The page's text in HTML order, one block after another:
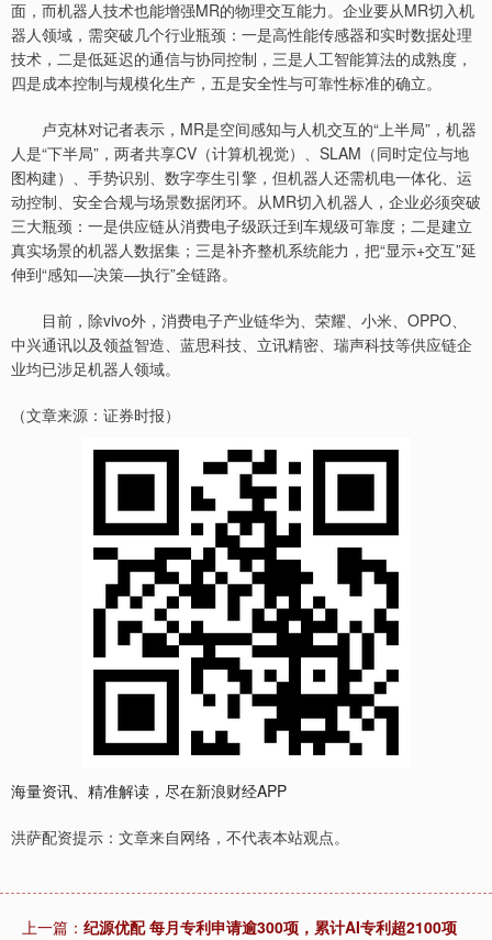
面，而机器人技术也能增强MR的物理交互能力。企业要从MR切入机
器人领域，需突破几个行业瓶颈：一是高性能传感器和实时数据处理
技术，二是低延迟的通信与协同控制，三是人工智能算法的成熟度，
四是成本控制与规模化生产，五是安全性与可靠性标准的确立。
卢克林对记者表示，MR是空间感知与人机交互的“上半局”，机器
人是“下半局”，两者共享CV（计算机视觉）、SLAM（同时定位与地
图构建）、手势识别、数字孪生引擎，但机器人还需机电一体化、运
动控制、安全合规与场景数据闭环。从MR切入机器人，企业必须突破
三大瓶颈：一是供应链从消费电子级跃迁到车规级可靠度；二是建立
真实场景的机器人数据集；三是补齐整机系统能力，把“显示+交互”延
伸到“感知—决策—执行”全链路。
目前，除vivo外，消费电子产业链华为、荣耀、小米、OPPO、
中兴通讯以及领益智造、蓝思科技、立讯精密、瑞声科技等供应链企
业均已涉足机器人领域。
（文章来源：证券时报）
海量资讯、精准解读，尽在新浪财经APP
洪萨配资提示：文章来自网络，不代表本站观点。
上一篇： 纪源优配 每月专利申请逾300项，累计AI专利超2100项